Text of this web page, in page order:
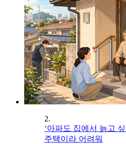
2.
‘아파도 집에서 늙고
주택이라 어려워